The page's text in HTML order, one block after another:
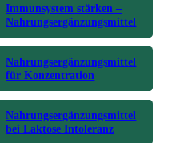
Immunsystem stärken –
Nahrungsergänzungsmittel
Nahrungsergänzungsmittel
für Konzentration
Nahrungsergänzungsmittel
bei Laktose Intoleranz